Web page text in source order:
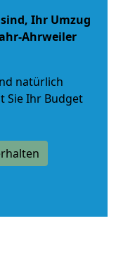
Ihr Umzug
Ahrweiler
natürlich
Sie Ihr Budget